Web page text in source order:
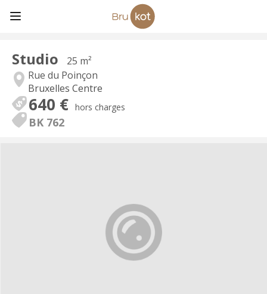
Studio
25 m²
Rue du Poinçon
Bruxelles Centre
640 € hors charges
BK 762